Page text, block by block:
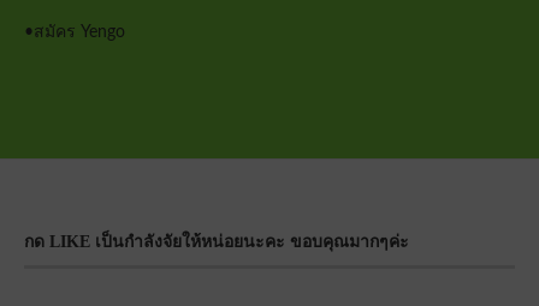
•สมัคร Yengo
กด LIKE เป็นกำลังจัยให้หน่อยนะคะ ขอบคุณมากๆค่ะ